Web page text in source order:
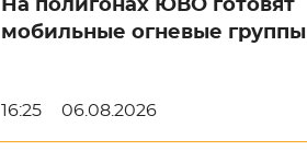
На полигонах ЮВО готовят
мобильные огневые группы
16:25 06.08.2026